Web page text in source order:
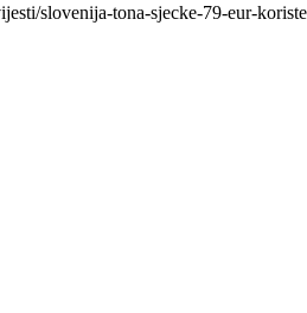
slovenija-tona-sjecke-79-eur-